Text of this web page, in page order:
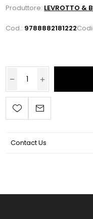
Produttore: LEVROTTO &
Cod.: 9788882181222
Contact Us